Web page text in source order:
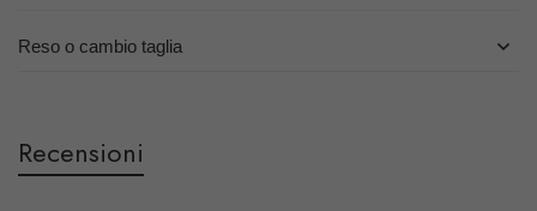
Reso o cambio taglia
Recensioni